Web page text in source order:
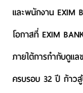
และพนักงาน EXIM
โอกาสที่ EXIM
ภายใต้การกำกับดูแล
ครบรอบ 32 ปี ก้าวสู่